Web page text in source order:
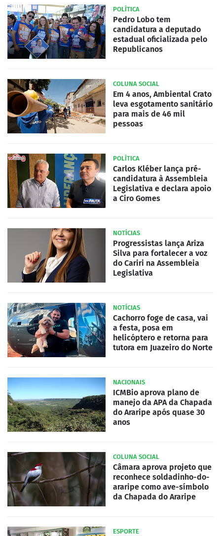
POLÍTICA
Pedro Lobo tem
candidatura a deputado
estadual oficializada pelo
Republicanos
COLUNA SOCIAL
Em 4 anos, Ambiental Crato
leva esgotamento sanitário
para mais de 46 mil
pessoas
POLÍTICA
Carlos Kléber lança pré-
candidatura à Assembleia
Legislativa e declara apoio
a Ciro Gomes
NOTÍCIAS
Progressistas lança Ariza
Silva para fortalecer a voz
do Cariri na Assembleia
Legislativa
NOTÍCIAS
Cachorro foge de casa, vai
a festa, posa em
helicóptero e retorna para
tutora em Juazeiro do Norte
NACIONAIS
ICMBio aprova plano de
manejo da APA da Chapada
do Araripe após quase 30
anos
COLUNA SOCIAL
Câmara aprova projeto que
reconhece soldadinho-do-
araripe como ave-símbolo
da Chapada do Araripe
ESPORTE